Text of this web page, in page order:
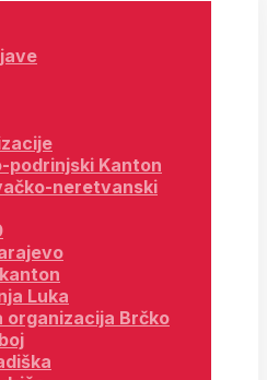
podrinjski Kanton
neretvanski
Luka
organizacija Brčko